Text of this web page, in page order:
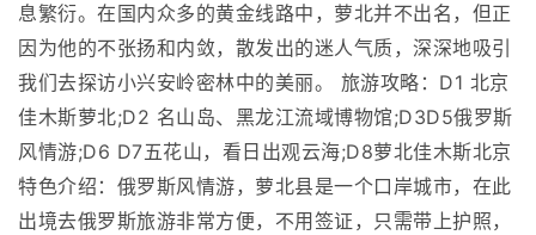
息繁衍。在国内众多的黄金线路中，萝北并不出名，但正
因为他的不张扬和内敛，散发出的迷人气质，深深地吸引
我们去探访小兴安岭密林中的美丽。 旅游攻略：D1 北京
佳木斯萝北;D2 名山岛、黑龙江流域博物馆;D3D5俄罗斯
风情游;D6 D7五花山，看日出观云海;D8萝北佳木斯北京
特色介绍：俄罗斯风情游，萝北县是一个口岸城市，在此
出境去俄罗斯旅游非常方便，不用签证，只需带上护照，